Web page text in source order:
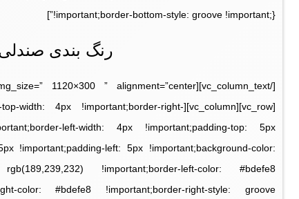
!important;border-bottom-style: groove !important;}”]
رنگ بندی
top-width: 4px !important;border-right-
left-width: 4px !important;padding-top: 5px
!important;padding-left: 5px !important;background-color:
!important;border-left-color: #bdefe8
color: #bdefe8 !important;border-right-style: groove